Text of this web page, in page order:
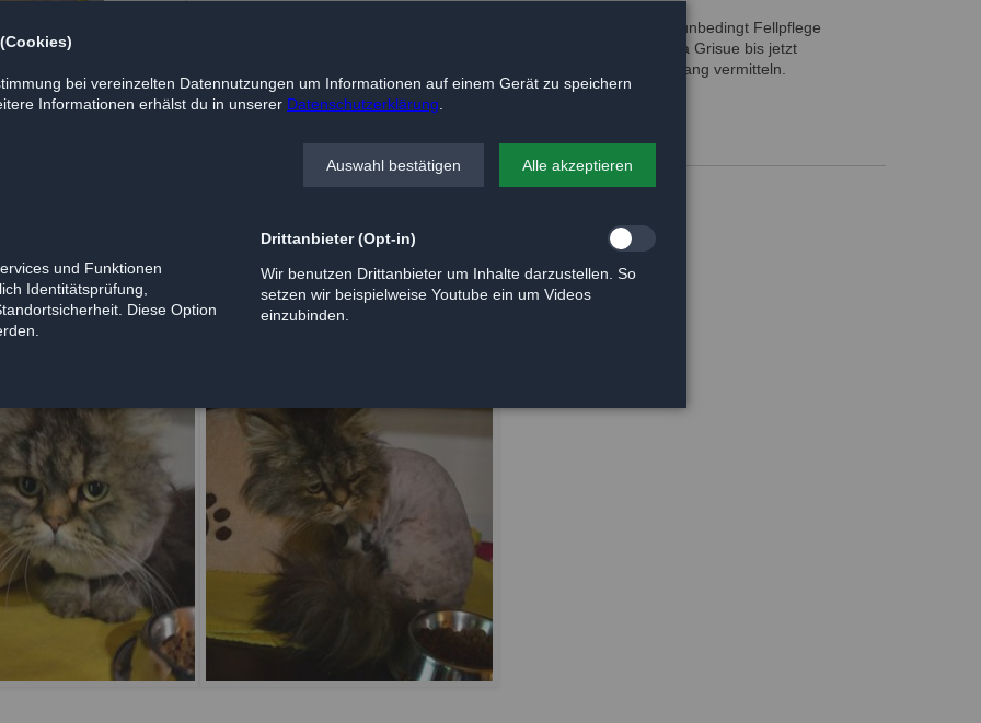
Jeder, der sich für Grisue interessiert, sollte wissen, das er unbedingt Fellpflege
benötigt, d.h. das Fell muss fast täglich gebüstet werden. Da Grisue bis jetzt
Freigang genossen hatte, möchten wir ihn wieder mit Freigang vermitteln.
bei vereinzelten Datennutzungen um Informationen auf einem Gerät zu speichern
Informationen erhälst du in unserer Datenschutzerklärung.
Auswahl bestätigen Alle akzeptieren
und Funktionen
Identitätsprüfung,
Diese Option
Drittanbieter (Opt-in)
Wir benutzen Drittanbieter um Inhalte darzustellen. So
setzen wir beispielweise Youtube ein um Videos
einzubinden.